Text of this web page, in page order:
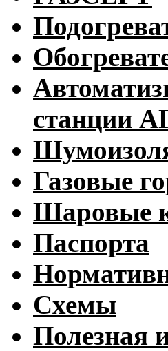
станции
Газовые
Шаровые
Паспорта
Схемы
Полезная